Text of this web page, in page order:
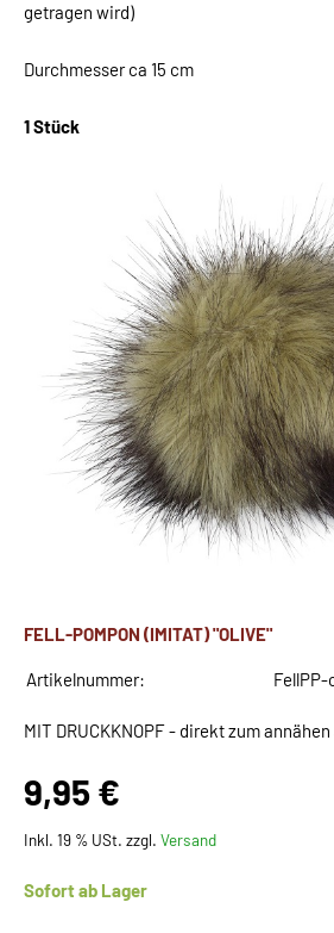
getragen wird)
Durchmesser ca 15 cm
1 Stück
FELL-POMPON (IMITAT) "OLIVE"
Artikelnummer: FellPP-
MIT DRUCKKNOPF - direkt zum
9,95 €
Inkl. 19 % USt. zzgl. Versand
Sofort ab Lager